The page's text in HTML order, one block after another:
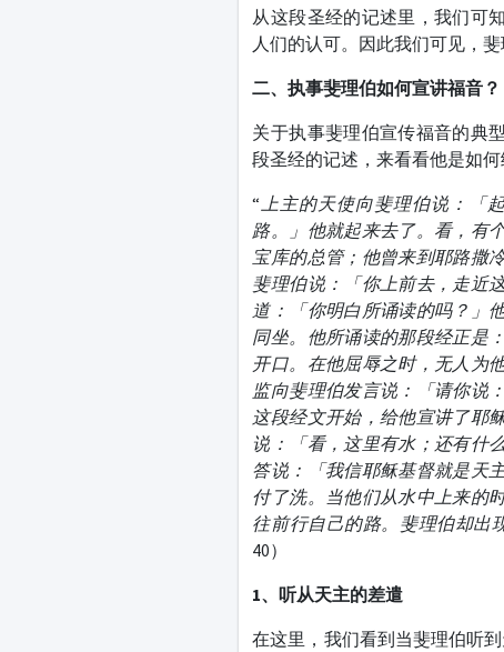
从这段圣经的记述里，我们可
人们的认可。因此我们可见，
二、执事斐理伯如何宣讲福音？
关于执事斐理伯宣传福音的典
段圣经的记述，来看看他是如何
“上主的天使向斐理伯说：「
路。」他就起来去了。看，有
宝库的总管；他曾来到耶路撒
斐理伯说：「你上前去，走近
道：「你明白所诵读的吗？」
同坐。他所诵读的那段经正是
开口。在他屈辱之时，无人为
监向斐理伯发言说：「请你说
这段经文开始，给他宣讲了耶
说：「看，这里有水；还有什
答说：「我信耶稣基督就是天
付了洗。当他们从水中上来的
往前行自己的路。斐理伯却出
40）
1、听从天主的差遣
在这里，我们看到当斐理伯听